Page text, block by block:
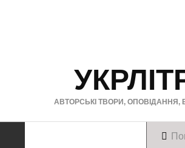
АВТОРСЬКІ ТВОРИ, ОПОВІДАННЯ,